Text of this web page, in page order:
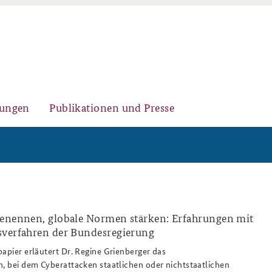
Sicherheitspolitische
Nachwuchsarbeit
Fachseminar Desinformation und
Sicherheitspolitik
Publikationen und Presse
Newsletter-Archiv
globale Normen stärken: Erfahrungen mit
der Bundesregierung
erläutert Dr. Regine Grienberger das
bei dem Cyberattacken staatlichen oder nichtstaatlichen